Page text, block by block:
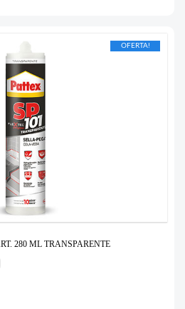
OFERTA!
280 ML TRANSPARENTE